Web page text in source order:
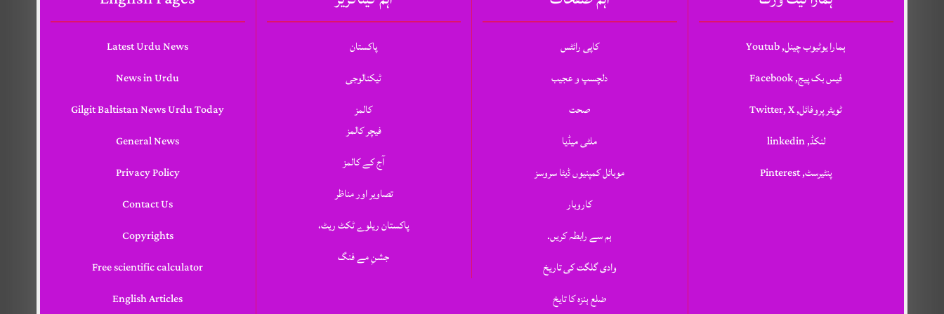
Latest Urdu News
News in Urdu
Gilgit Baltistan News Urdu Today
General News
Privacy Policy
Contact Us
Copyrights
Free scientific calculator
English Articles
پاکستان
ٹیکنالوجی
کالمز
فیچر کالمز
آج کے کالمز
تصاویر اور مناظر
پاکستان ریلوے ٹکٹ ریٹ،
جشنِ مے فنگ
کاپی رائٹس
دلچسپ و عجیب
صحت
ملٹی میڈیا
موبائل کمپنیوں ڈیٹا سروسز
کاروبار
ہم سے رابطہ کریں.
وادی گلگت کی تاریخ
ضلع ہنزہ کا تایخ
ہمارا یوٹیوب چینل, Youtub
فیس بک پیج, Facebook
ٹویٹر پروفائل, Twitter, X
لنکڈ, linkedin
پنٹیرسٹ, Pinterest